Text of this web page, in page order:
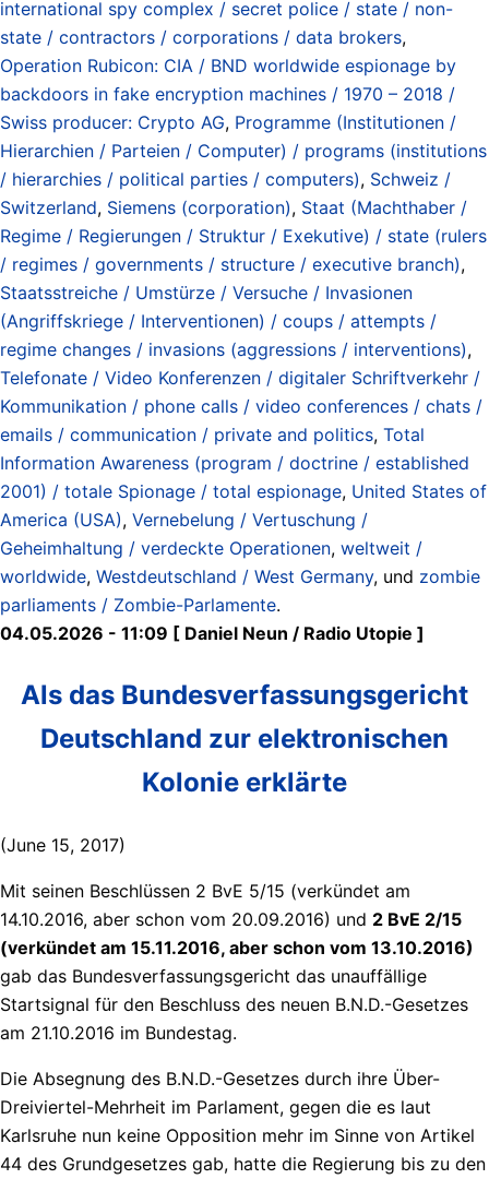
international spy complex / secret police / state / non-
state / contractors / corporations / data brokers,
Operation Rubicon: CIA / BND worldwide espionage by
backdoors in fake encryption machines / 1970 – 2018 /
Swiss producer: Crypto AG, Programme (Institutionen /
Hierarchien / Parteien / Computer) / programs (institutions
/ hierarchies / political parties / computers), Schweiz /
Switzerland, Siemens (corporation), Staat (Machthaber /
Regime / Regierungen / Struktur / Exekutive) / state (rulers
/ regimes / governments / structure / executive branch),
Staatsstreiche / Umstürze / Versuche / Invasionen
(Angriffskriege / Interventionen) / coups / attempts /
regime changes / invasions (aggressions / interventions),
Telefonate / Video Konferenzen / digitaler Schriftverkehr /
Kommunikation / phone calls / video conferences / chats /
emails / communication / private and politics, Total
Information Awareness (program / doctrine / established
2001) / totale Spionage / total espionage, United States of
America (USA), Vernebelung / Vertuschung /
Geheimhaltung / verdeckte Operationen, weltweit /
worldwide, Westdeutschland / West Germany, und zombie
parliaments / Zombie-Parlamente.
04.05.2026 - 11:09 [ Daniel Neun / Radio Utopie ]
Als das Bundesverfassungsgericht
Deutschland zur elektronischen
Kolonie erklärte
(June 15, 2017)
Mit seinen Beschlüssen 2 BvE 5/15 (verkündet am
14.10.2016, aber schon vom 20.09.2016) und 2 BvE 2/15
(verkündet am 15.11.2016, aber schon vom 13.10.2016)
gab das Bundesverfassungsgericht das unauffällige
Startsignal für den Beschluss des neuen B.N.D.-Gesetzes
am 21.10.2016 im Bundestag.
Die Absegnung des B.N.D.-Gesetzes durch ihre Über-
Dreiviertel-Mehrheit im Parlament, gegen die es laut
Karlsruhe nun keine Opposition mehr im Sinne von Artikel
44 des Grundgesetzes gab, hatte die Regierung bis zu den